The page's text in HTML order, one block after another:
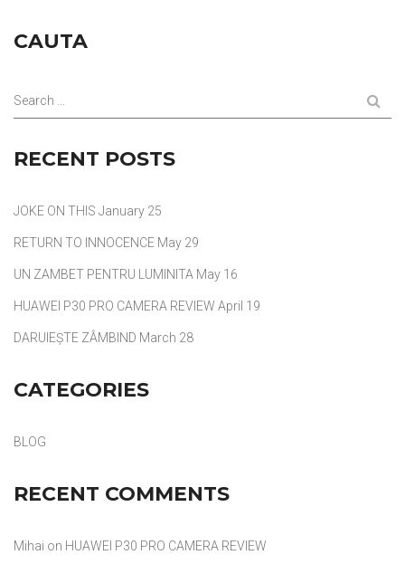
CAUTA
Search ...
RECENT POSTS
JOKE ON THIS January 25
RETURN TO INNOCENCE May 29
UN ZAMBET PENTRU LUMINITA May 16
HUAWEI P30 PRO CAMERA REVIEW April 19
DARUIEȘTE ZÂMBIND March 28
CATEGORIES
BLOG
RECENT COMMENTS
Mihai on HUAWEI P30 PRO CAMERA REVIEW